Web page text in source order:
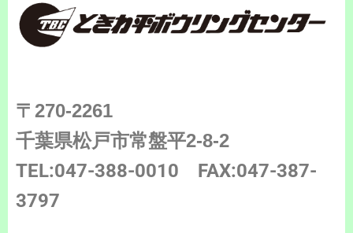
〒270-2261
千葉県松戸市常盤平2-8-2
TEL:047-388-0010 FAX:047-387-
3797